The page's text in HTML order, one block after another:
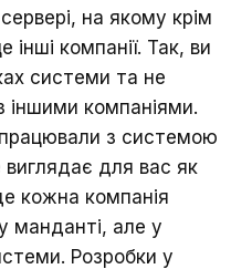
на якому крім
компанії. Так, ви
системи та не
іншими компаніями.
з системою
виглядає для вас як
кожна компанія
манданті, але у
Розробки у